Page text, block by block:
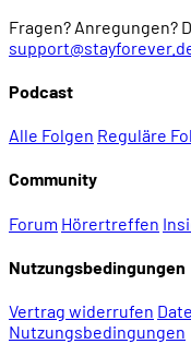
Fragen? Anregungen?
Podcast
Alle Folgen Reguläre
Community
Forum Hörertreffen
Nutzungsbedingungen
Vertrag widerrufen
Nutzungsbedingungen